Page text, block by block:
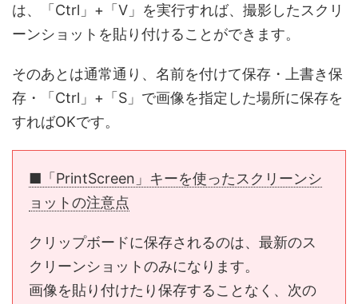
は、「Ctrl」+「V」を実行すれば、撮影したスクリ
ーンショットを貼り付けることができます。
そのあとは通常通り、名前を付けて保存・上書き保
存・「Ctrl」+「S」で画像を指定した場所に保存を
すればOKです。
■「PrintScreen」キーを使ったスクリーンシ
ョットの注意点
クリップボードに保存されるのは、最新のス
クリーンショットのみになります。
画像を貼り付けたり保存することなく、次の